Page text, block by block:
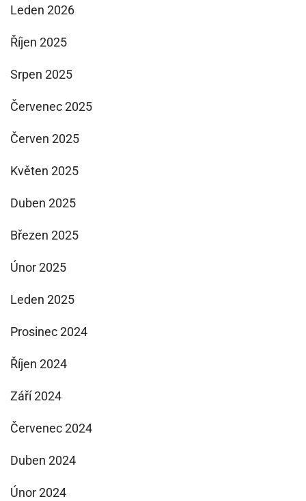
Leden 2026
Říjen 2025
Srpen 2025
Červenec 2025
Červen 2025
Květen 2025
Duben 2025
Březen 2025
Únor 2025
Leden 2025
Prosinec 2024
Říjen 2024
Září 2024
Červenec 2024
Duben 2024
Únor 2024